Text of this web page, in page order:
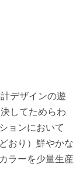
デザインの遊
してためらわ
ョンにおいて
おり）鮮やかな
ラーを少量生産